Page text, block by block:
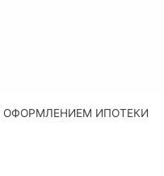
ОФОРМЛЕНИЕМ ИПОТЕКИ